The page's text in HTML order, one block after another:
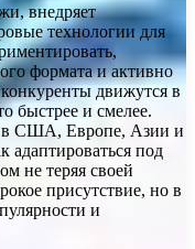
внедряет
технологии для
формата и активно
движутся в
быстрее и смелее.
в США, Европе, Азии и
адаптироваться под
не теряя своей
присутствие, но в
и